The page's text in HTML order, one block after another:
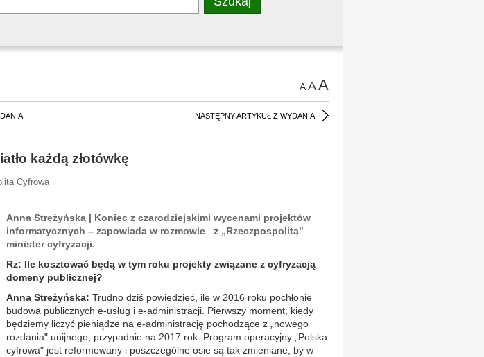
AAA
NASTĘPNY ARTYKUŁ Z WYDANIA
każdą złotówkę
Cyfrowa
Anna Streżyńska | Koniec z czarodziejskimi wycenami projektów
informatycznych – zapowiada w rozmowie z „Rzeczpospolitą"
minister cyfryzacji.
Rz: Ile kosztować będą w tym roku projekty związane z cyfryzacją
domeny publicznej?
Anna Streżyńska: Trudno dziś powiedzieć, ile w 2016 roku pochłonie
budowa publicznych e-usług i e-administracji. Pierwszy moment, kiedy
będziemy liczyć pieniądze na e-administrację pochodzące z „nowego
rozdania" unijnego, przypadnie na 2017 rok. Program operacyjny „Polska
cyfrowa" jest reformowany i poszczególne osie są tak zmieniane, by w